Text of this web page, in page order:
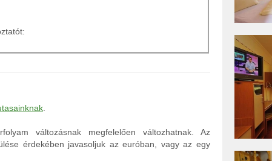
.
változásnak megfelelően változhatnak. Az
érdekében javasoljuk az euróban, vagy az egy